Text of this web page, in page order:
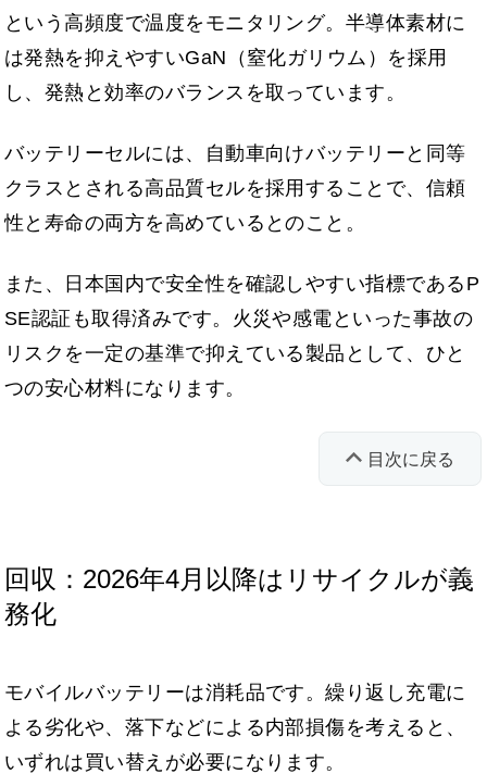
という高頻度で温度をモニタリング。半導体素材に
は発熱を抑えやすいGaN（窒化ガリウム）を採用
し、発熱と効率のバランスを取っています。
バッテリーセルには、自動車向けバッテリーと同等
クラスとされる高品質セルを採用することで、信頼
性と寿命の両方を高めているとのこと。
また、日本国内で安全性を確認しやすい指標であるP
SE認証も取得済みです。火災や感電といった事故の
リスクを一定の基準で抑えている製品として、ひと
つの安心材料になります。
目次に戻る
回収：2026年4月以降はリサイクルが義
務化
モバイルバッテリーは消耗品です。繰り返し充電に
よる劣化や、落下などによる内部損傷を考えると、
いずれは買い替えが必要になります。